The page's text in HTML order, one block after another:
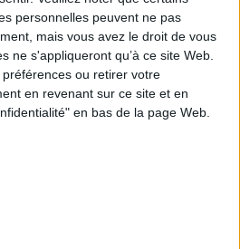
personnelles peuvent ne pas
mais vous avez le droit de vous
ne s'appliqueront qu’à ce site Web.
ou retirer votre
en revenant sur ce site et en
en bas de la page Web.
sur Archimag.com